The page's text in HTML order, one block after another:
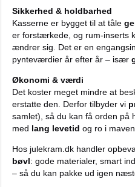
Sikkerhed & holdbarhed
Kasserne er bygget til at tåle
er forstærkede, og rum-inserts
ændrer sig. Det er en
pynteværdier år efter år – især
Økonomi & værdi
Det koster meget mindre at
erstatte den. Derfor tilbyder vi
samlet), så du kan få orden på
med lang levetid og ro i
Hos julekram.dk handler
bøvl: gode materialer, smart
– så du kan pakke ud igen